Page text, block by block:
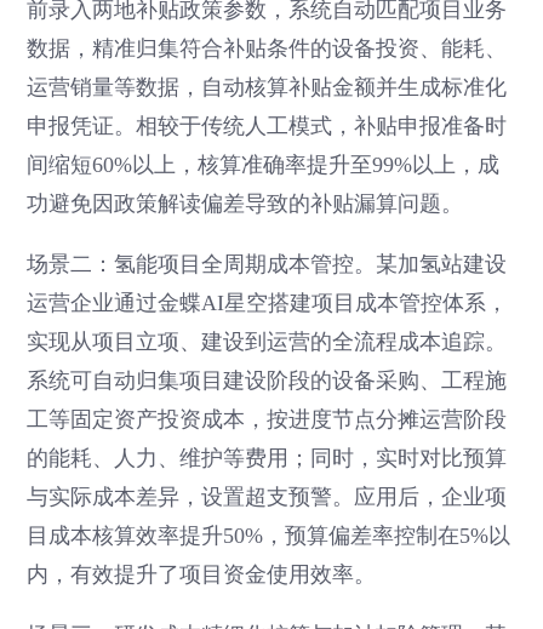
前录入两地补贴政策参数，系统自动匹配项目业务
数据，精准归集符合补贴条件的设备投资、能耗、
运营销量等数据，自动核算补贴金额并生成标准化
申报凭证。相较于传统人工模式，补贴申报准备时
间缩短60%以上，核算准确率提升至99%以上，成
功避免因政策解读偏差导致的补贴漏算问题。
场景二：氢能项目全周期成本管控。某加氢站建设
运营企业通过金蝶AI星空搭建项目成本管控体系，
实现从项目立项、建设到运营的全流程成本追踪。
系统可自动归集项目建设阶段的设备采购、工程施
工等固定资产投资成本，按进度节点分摊运营阶段
的能耗、人力、维护等费用；同时，实时对比预算
与实际成本差异，设置超支预警。应用后，企业项
目成本核算效率提升50%，预算偏差率控制在5%以
内，有效提升了项目资金使用效率。